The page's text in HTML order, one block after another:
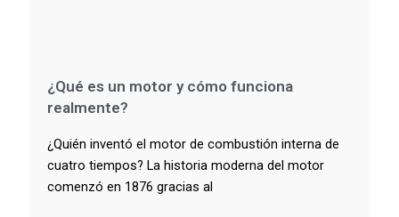
¿Qué es un motor y cómo funciona
realmente?
¿Quién inventó el motor de combustión interna de
cuatro tiempos? La historia moderna del motor
comenzó en 1876 gracias al